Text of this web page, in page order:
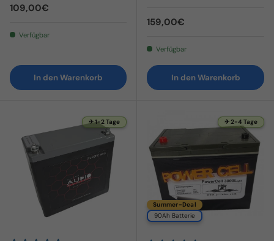
Normaler Preis
109,00€
Verfügbar
In den Warenkorb
Normaler Preis
159,00€
Verfügbar
In den Warenkorb
✈ 1-2 Tage ✈ 2-4 Tage
Summer-Deal
90Ah Batterie